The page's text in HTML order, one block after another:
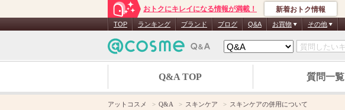
おトクにキレイになる情報が満載！ 新着おトク情報
TOP ランキング ブランド ブログ Q&A お買物 その他
Q&A TOP 質問一覧
アットコスメ Q&A スキンケア スキンケアの併用について